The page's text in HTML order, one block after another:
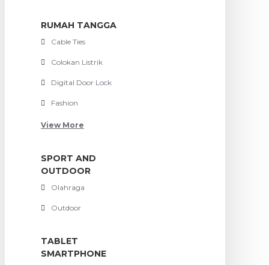
RUMAH TANGGA
Cable Ties
Colokan Listrik
Digital Door Lock
Fashion
View More
SPORT AND
OUTDOOR
Olahraga
Outdoor
TABLET
SMARTPHONE